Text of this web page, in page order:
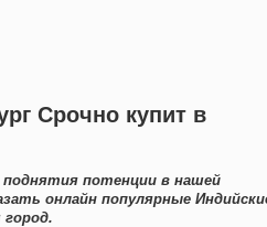
Срочно купит в
поднятия потенции в нашей
онлайн популярные